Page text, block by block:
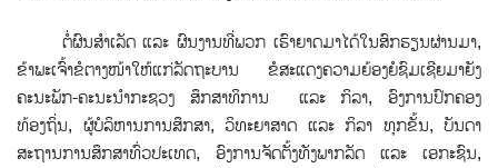
ຕໍ່ຜົນສຳເລັດ ແລະ ຜົນງານທີ່ພວກ ເຮົາຍາດມາໄດ້ໃນສົກຮຽນຜ່ານມາ,
ຂ້າພະເຈົ້າຂໍຕາງໜ້າໃຫ້ແກ່ລັດຖະບານ ຂໍສະແດງຄວາມຍ້ອງຍໍຊົມເຊີຍມາຍັງ
ຄະນະພັກ-ຄະນະນໍາກະຊວງ ສຶກສາທິການ ແລະ ກິລາ, ອົງການປົກຄອງ
ທ້ອງຖິ່ນ, ຜູ້ບໍລິຫານການສຶກສາ, ວິທະຍາສາດ ແລະ ກິລາ ທຸກຂ້ັນ, ບັນດາ
ສະຖານການສຶກສາທົ່ວປະເທດ, ອົງການຈັດຕັ້ງທັງພາກລັດ ແລະ ເອກະຊົນ,